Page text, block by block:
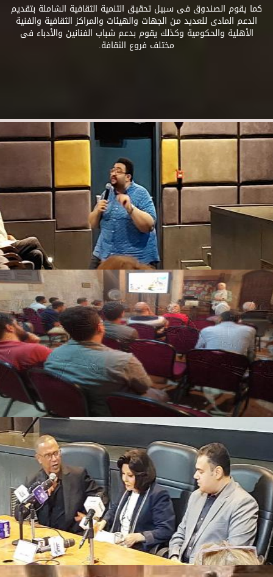
كما يقوم الصندوق فى سبيل تحقيق التنمية الثقافية الشاملة بتقديم
الدعم المادى للعديد من الجهات والهيئات والمراكز الثقافية والفنية
الأهلية والحكومية وكذلك يقوم بدعم شباب الفنانين والأدباء فى
مختلف فروع الثقافة.